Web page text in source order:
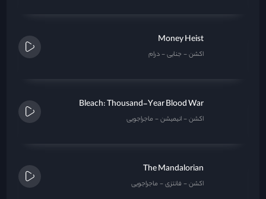
Money Heist
اکشن جنایی درام
Bleach: Thousand-Year Blood War
اکشن انیمیشن ماجراجویی
The Mandalorian
اکشن فانتزی ماجراجویی